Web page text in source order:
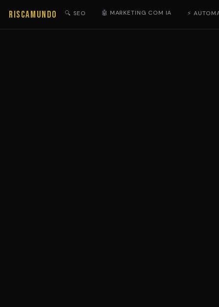
RISCAMUNDO 🔍 SEO 🤖 MARKETING COM IA ⚡